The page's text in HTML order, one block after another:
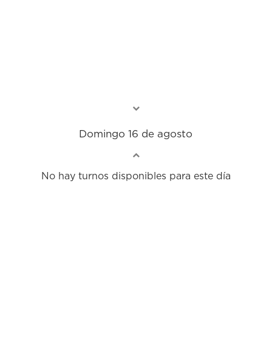
Domingo 16 de agosto
No hay turnos disponibles para este día